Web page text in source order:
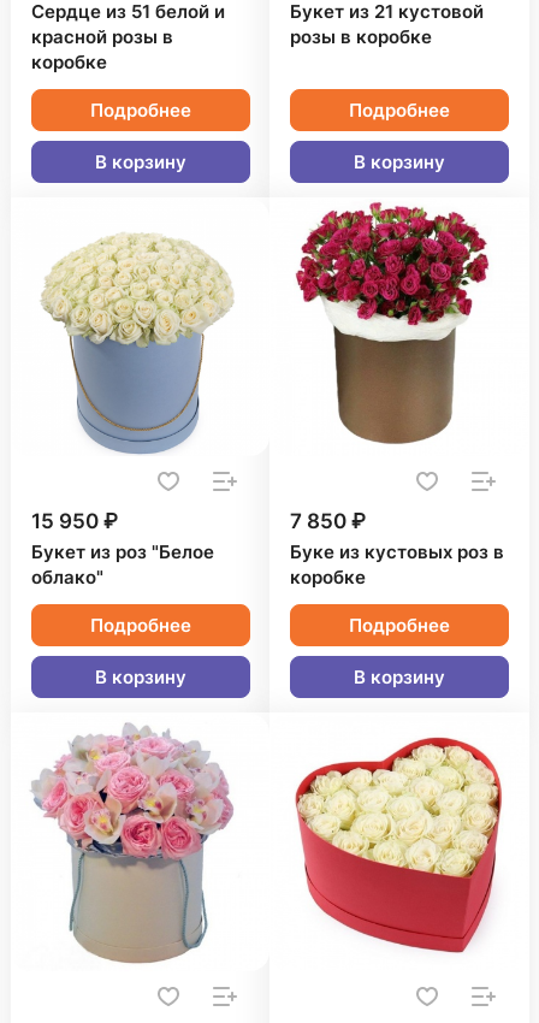
Сердце из 51 белой и
красной розы в
коробке
Подробнее
В корзину
Букет из 21 кустовой
розы в коробке
Подробнее
В корзину
15 950 ₽
Букет из роз "Белое
облако"
Подробнее
В корзину
7 850 ₽
Буке из кустовых роз в
коробке
Подробнее
В корзину